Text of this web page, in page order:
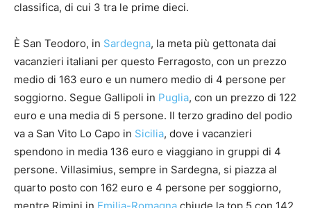
classifica, di cui 3 tra le prime dieci.
È San Teodoro, in Sardegna, la meta più gettonata dai
vacanzieri italiani per questo Ferragosto, con un prezzo
medio di 163 euro e un numero medio di 4 persone per
soggiorno. Segue Gallipoli in Puglia, con un prezzo di 122
euro e una media di 5 persone. Il terzo gradino del podio
va a San Vito Lo Capo in Sicilia, dove i vacanzieri
spendono in media 136 euro e viaggiano in gruppi di 4
persone. Villasimius, sempre in Sardegna, si piazza al
quarto posto con 162 euro e 4 persone per soggiorno,